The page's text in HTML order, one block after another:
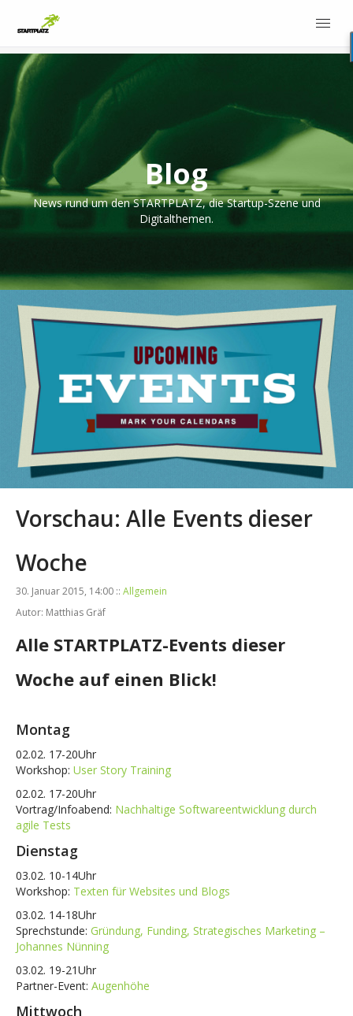
Blog
News rund um den STARTPLATZ, die Startup-Szene und
Digitalthemen.
Vorschau: Alle Events dieser
Woche
30. Januar 2015, 14:00 :: Allgemein
Autor: Matthias Gräf
Alle STARTPLATZ-Events dieser
Woche auf einen Blick!
Montag
02.02. 17-20Uhr
Workshop: User Story Training
02.02. 17-20Uhr
Vortrag/Infoabend: Nachhaltige Softwareentwicklung durch
agile Tests
Dienstag
03.02. 10-14Uhr
Workshop: Texten für Websites und Blogs
03.02. 14-18Uhr
Sprechstunde: Gründung, Funding, Strategisches Marketing –
Johannes Nünning
03.02. 19-21Uhr
Partner-Event: Augenhöhe
Mittwoch